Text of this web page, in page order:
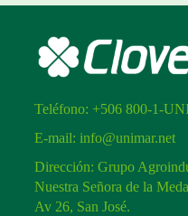
Teléfono: +506 800-1-
E-mail:info@unimar.net
Dirección: Grupo
Nuestra Señora de la
Av 26, San José.